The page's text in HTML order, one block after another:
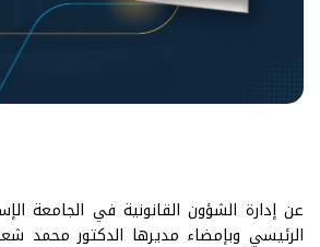
عن إدارة الشؤون القانونية في الجامعة
الرئيسي وبإمضاء مديرها الدكتور محمد